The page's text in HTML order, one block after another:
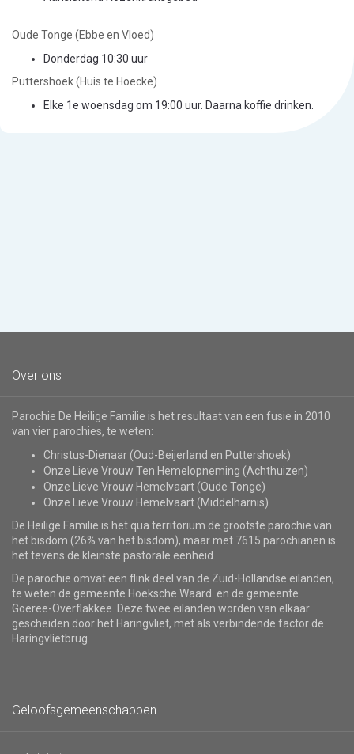
Oude Tonge (Ebbe en Vloed)
Donderdag 10:30 uur
Puttershoek (Huis te Hoecke)
Elke 1e woensdag om 19:00 uur. Daarna koffie drinken.
Over ons
Parochie De Heilige Familie is het resultaat van een fusie in 2010
van vier parochies, te weten:
Christus-Dienaar (Oud-Beijerland en Puttershoek)
Onze Lieve Vrouw Ten Hemelopneming (Achthuizen)
Onze Lieve Vrouw Hemelvaart (Oude Tonge)
Onze Lieve Vrouw Hemelvaart (Middelharnis)
De Heilige Familie is het qua territorium de grootste parochie van
het bisdom (26% van het bisdom), maar met 7615 parochianen is
het tevens de kleinste pastorale eenheid.
De parochie omvat een flink deel van de Zuid-Hollandse eilanden,
te weten de gemeente Hoeksche Waard en de gemeente
Goeree-Overflakkee. Deze twee eilanden worden van elkaar
gescheiden door het Haringvliet, met als verbindende factor de
Haringvlietbrug.
Geloofsgemeenschappen